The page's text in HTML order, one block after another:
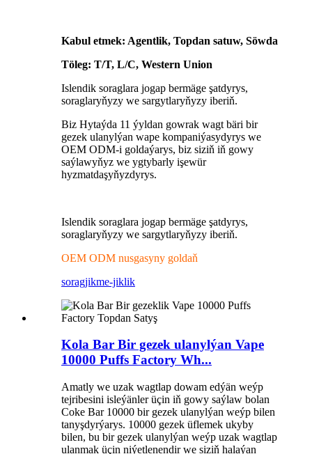
Kabul etmek: Agentlik, Topdan satuw, Söwda
Töleg: T/T, L/C, Western Union
Islendik soraglara jogap bermäge şatdyrys,
soraglaryňyzy we sargytlaryňyzy iberiň.
Biz Hytaýda 11 ýyldan gowrak wagt bäri bir
gezek ulanylýan wape kompaniýasydyrys we
OEM ODM-i goldaýarys, biz siziň iň gowy
saýlawyňyz we ygtybarly işewür
hyzmatdaşyňyzdyrys.
Islendik soraglara jogap bermäge şatdyrys,
soraglaryňyzy we sargytlaryňyzy iberiň.
OEM ODM nusgasyny goldaň
soragjikme-jiklik
Kola Bar Bir gezek ulanylýan Vape
10000 Puffs Factory Wh...
Amatly we uzak wagtlap dowam edýän weýp
tejribesini isleýänler üçin iň gowy saýlaw bolan
Coke Bar 10000 bir gezek ulanylýan weýp bilen
tanyşdyrýarys. 10000 gezek üflemek ukyby
bilen, bu bir gezek ulanylýan weýp uzak wagtlap
ulanmak üçin niýetlenendir we siziň halaýan